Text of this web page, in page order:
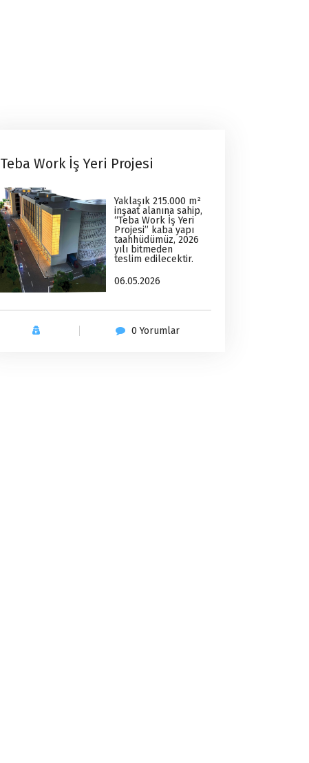
Teba Work İş Yeri Projesi
Yaklaşık 215.000 m²
inşaat alanına sahip,
“Teba Work İş Yeri
Projesi” kaba yapı
taahhüdümüz, 2026
yılı bitmeden
teslim edilecektir.
06.05.2026
0 Yorumlar